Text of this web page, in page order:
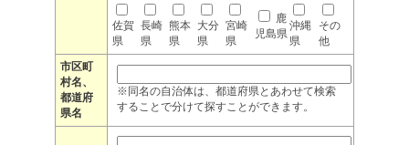
佐賀
県
長崎
県
熊本
県
大分
県
宮崎
県
鹿
児島県
沖縄
県
その
他
市区町
村名、
都道府
県名
※同名の自治体は、都道府県とあわせて検索
することで分けて探すことができます。